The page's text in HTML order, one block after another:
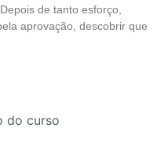
de tanto esforço,
aprovação, descobrir que